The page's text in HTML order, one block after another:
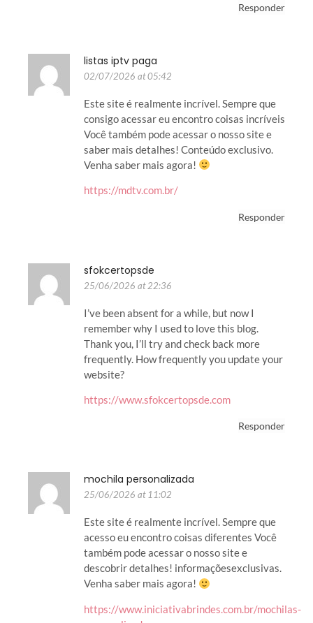
Responder
listas iptv paga
02/07/2026 at 05:42
Este site é realmente incrível. Sempre que
consigo acessar eu encontro coisas incríveis
Você também pode acessar o nosso site e
saber mais detalhes! Conteúdo exclusivo.
Venha saber mais agora!
https://mdtv.com.br/
Responder
sfokcertopsde
25/06/2026 at 22:36
I’ve been absent for a while, but now I
remember why I used to love this blog.
Thank you, I’ll try and check back more
frequently. How frequently you update your
website?
https://www.sfokcertopsde.com
Responder
mochila personalizada
25/06/2026 at 11:02
Este site é realmente incrível. Sempre que
acesso eu encontro coisas diferentes Você
também pode acessar o nosso site e
descobrir detalhes! informaçõesexclusivas.
Venha saber mais agora!
https://www.iniciativabrindes.com.br/mochilas-